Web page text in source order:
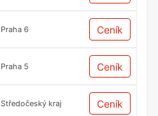
Praha 6 Ceník
Praha 5 Ceník
Středočeský kraj Ceník